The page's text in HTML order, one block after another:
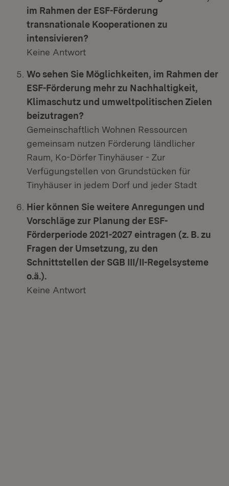
im Rahmen der ESF-Förderung
transnationale Kooperationen zu
intensivieren?
Keine Antwort
Wo sehen Sie Möglichkeiten, im Rahmen der
ESF-Förderung mehr zu Nachhaltigkeit,
Klimaschutz und umweltpolitischen Zielen
beizutragen?
Gemeinschaftlich Wohnen Ressourcen
gemeinsam nutzen Förderung ländlicher
Raum, Ko-Dörfer Tinyhäuser - Zur
Verfügungstellen von Grundstücken für
Tinyhäuser in jedem Dorf und jeder Stadt
Hier können Sie weitere Anregungen und
Vorschläge zur Planung der ESF-
Förderperiode 2021-2027 eintragen (z. B. zu
Fragen der Umsetzung, zu den
Schnittstellen der SGB III/II-Regelsysteme
o.ä.).
Keine Antwort